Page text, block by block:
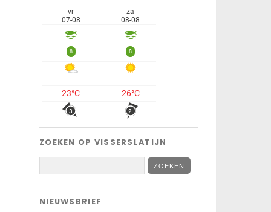
ZOEKEN OP VISSERSLATIJN
NIEUWSBRIEF